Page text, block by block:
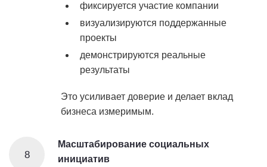
фиксируется участие компании
визуализируются поддержанные
проекты
демонстрируются реальные
результаты
Это усиливает доверие и делает вклад
бизнеса измеримым.
8
Масштабирование социальных
инициатив